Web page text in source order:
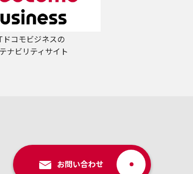
コモビジネスの
ナビリティサイト
お問い合わせ